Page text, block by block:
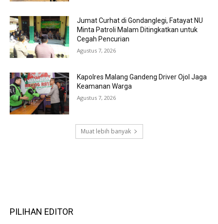
Jumat Curhat di Gondanglegi, Fatayat NU
Minta Patroli Malam Ditingkatkan untuk
Cegah Pencurian
Agustus 7, 2026
Kapolres Malang Gandeng Driver Ojol Jaga
Keamanan Warga
Agustus 7, 2026
Muat lebih banyak
PILIHAN EDITOR